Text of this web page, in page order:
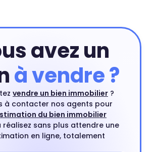
avez un
à vendre ?
vendre un bien immobilier ?
à contacter nos agents pour
du bien immobilier
réalisez sans plus attendre une
en ligne, totalement